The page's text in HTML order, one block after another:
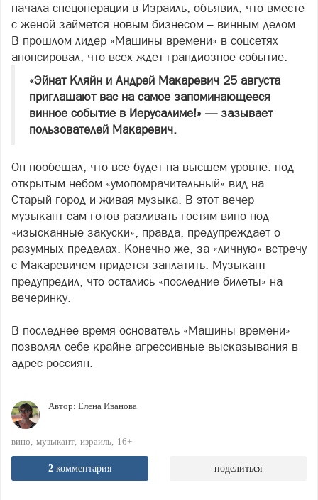
начала спецоперации в Израиль, объявил, что вместе
с женой займется новым бизнесом – винным делом.
В прошлом лидер «Машины времени» в соцсетях
анонсировал, что всех ждет грандиозное событие.
«Эйнат Кляйн и Андрей Макаревич 25 августа
приглашают вас на самое запоминающееся
винное событие в Иерусалиме!» — зазывает
пользователей Макаревич.
Он пообещал, что все будет на высшем уровне: под
открытым небом «умопомрачительный» вид на
Старый город и живая музыка. В этот вечер
музыкант сам готов разливать гостям вино под
«изысканные закуски», правда, предупреждает о
разумных пределах. Конечно же, за «личную» встречу
с Макаревичем придется заплатить. Музыкант
предупредил, что остались «последние билеты» на
вечеринку.
В последнее время основатель «Машины времени»
позволял себе крайне агрессивные высказывания в
адрес россиян.
Автор: Елена Иванова
вино музыкант израиль 16+
2 комментария поделиться